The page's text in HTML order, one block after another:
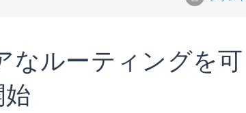
ルーティングを可